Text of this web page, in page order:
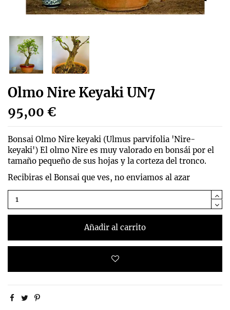
Olmo Nire Keyaki UN7
95,00 €
Bonsai Olmo Nire keyaki (Ulmus parvifolia 'Nire-
keyaki') El olmo Nire es muy valorado en bonsái por el
tamaño pequeño de sus hojas y la corteza del tronco.
Recibiras el Bonsai que ves, no enviamos al azar
Añadir al carrito